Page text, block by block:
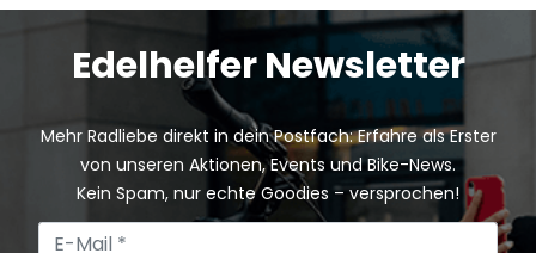
Edelhelfer Newsletter
Mehr Radliebe direkt in dein Postfach: Erfahre als Erster
von unseren Aktionen, Events und Bike-News.
Kein Spam, nur echte Goodies – versprochen!